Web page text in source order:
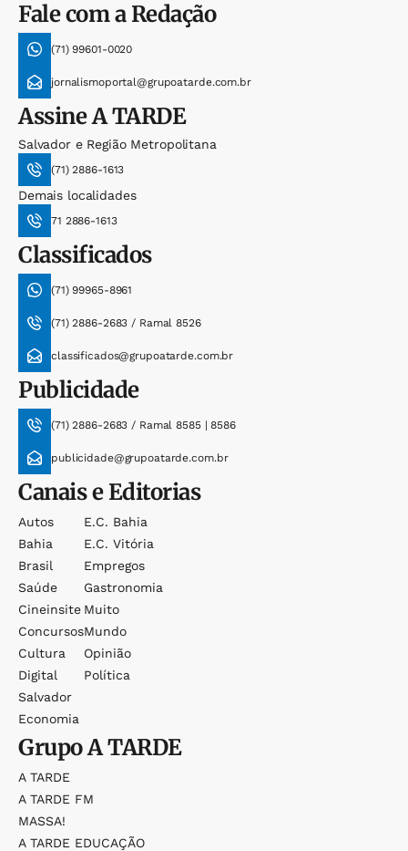
Fale com a Redação
(71) 99601-0020
jornalismoportal@grupoatarde.com.br
AssineA TARDE
Salvador e Região Metropolitana
(71) 2886-1613
Demais localidades
71 2886-1613
Classificados
(71) 99965-8961
(71) 2886-2683 / Ramal 8526
classificados@grupoatarde.com.br
Publicidade
(71) 2886-2683 / Ramal 8585 | 8586
publicidade@grupoatarde.com.br
Canais e Editorias
Autos
Bahia
Brasil
Saúde
Cineinsite
Concursos
Cultura
Digital
Salvador
Economia
E.c. Bahia
E.c. Vitória
Empregos
Gastronomia
Muito
Mundo
Opinião
Política
GrupoA TARDE
A TARDE
A TARDE FM
MASSA!
A TARDE EDUCAÇÃO